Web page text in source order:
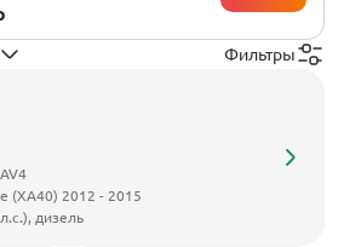
Фильтры
(XA40) 2012 - 2015
дизель